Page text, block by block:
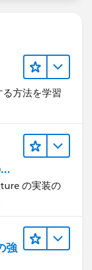
方法を学習
の実装の
強